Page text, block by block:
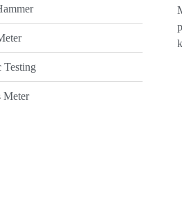
Testing
Meter